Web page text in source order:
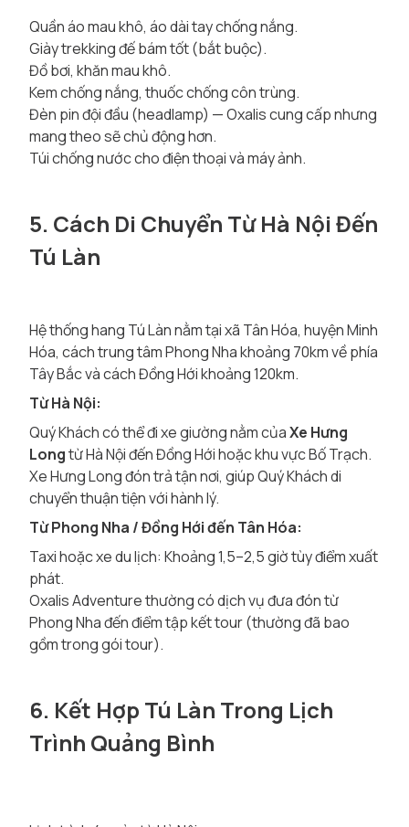
Quần áo mau khô, áo dài tay chống nắng.
Giày trekking đế bám tốt (bắt buộc).
Đồ bơi, khăn mau khô.
Kem chống nắng, thuốc chống côn trùng.
Đèn pin đội đầu (headlamp) — Oxalis cung cấp nhưng
mang theo sẽ chủ động hơn.
Túi chống nước cho điện thoại và máy ảnh.
5. Cách Di Chuyển Từ Hà Nội Đến
Tú Làn
Hệ thống hang Tú Làn nằm tại xã Tân Hóa, huyện Minh
Hóa, cách trung tâm Phong Nha khoảng 70km về phía
Tây Bắc và cách Đồng Hới khoảng 120km.
Từ Hà Nội:
Quý Khách có thể đi xe giường nằm củaXe Hưng
Longtừ Hà Nội đến Đồng Hới hoặc khu vực Bố Trạch.
Xe Hưng Long đón trả tận nơi, giúp Quý Khách di
chuyển thuận tiện với hành lý.
Từ Phong Nha / Đồng Hới đến Tân Hóa:
Taxi hoặc xe du lịch: Khoảng 1,5–2,5 giờ tùy điểm xuất
phát.
Oxalis Adventure thường có dịch vụ đưa đón từ
Phong Nha đến điểm tập kết tour (thường đã bao
gồm trong gói tour).
6. Kết Hợp Tú Làn Trong Lịch
Trình Quảng Bình